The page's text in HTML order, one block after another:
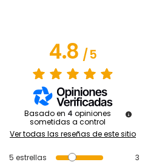
4.8/5
Basado en 4 opiniones
sometidas a control
Ver todas las reseñas de este sitio
5 estrellas
3